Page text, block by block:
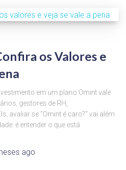
os Valores e
em um plano Omint vale
gestores de RH,
avaliar se “Omint é caro?” vai além
é entender o que está
ago